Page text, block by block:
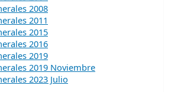
2008
2011
2015
2016
2019
2019 Noviembre
2023 Julio